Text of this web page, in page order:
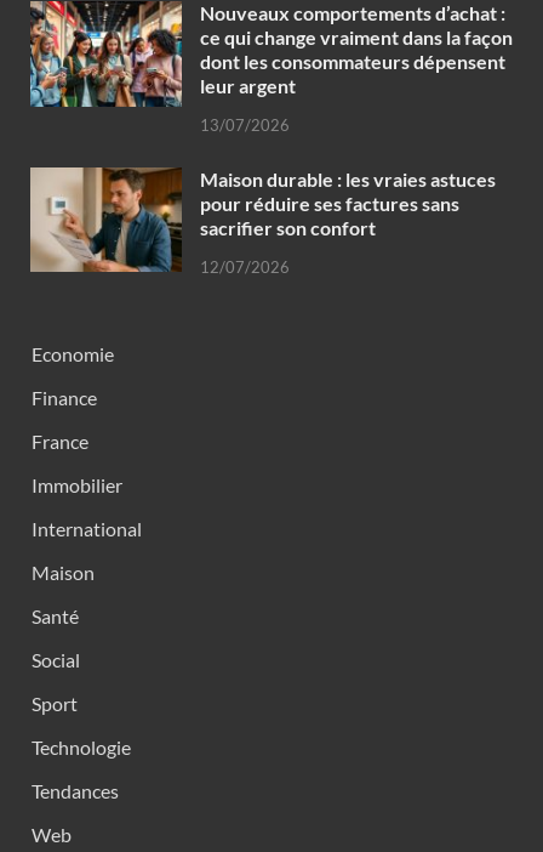
Nouveaux comportements d’achat :
ce qui change vraiment dans la façon
dont les consommateurs dépensent
leur argent
13/07/2026
Maison durable : les vraies astuces
pour réduire ses factures sans
sacrifier son confort
12/07/2026
Economie
Finance
France
Immobilier
International
Maison
Santé
Social
Sport
Technologie
Tendances
Web